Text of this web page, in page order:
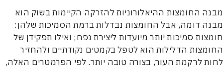
החומצות ההיאלורוניות להזרקה הקיימות בשוק הוא
דומה, אבל החומצות נבדלות ברמת הסמיכות שלהן:
סמיכות יותר מיועדות ליצירת נפח; ואילו תפקידן של
הדלילות הוא לטפל בקמטים נקודתיים ולהחזיר
לרקמת העור, בצורה טובה יותר. לפי הפרמטרים האלה,